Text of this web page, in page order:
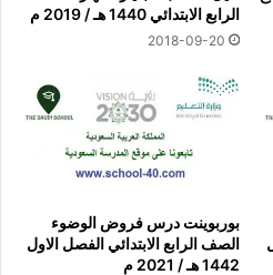
الرابع الابتدائي 1440 هـ / 2019 م
2018-09-20
بوربوينت درس فروض الوضوء
الصف الرابع الابتدائي الفصل الاول
1442 هـ / 2021 م